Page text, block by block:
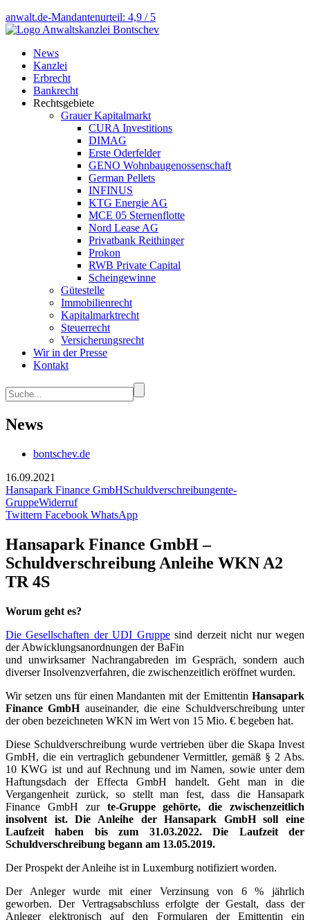
anwalt.de-Mandantenurteil: 4,9 / 5
News
Kanzlei
Erbrecht
Bankrecht
Rechtsgebiete
Grauer Kapitalmarkt
CURA Investitions
DIMAG
Erste Oderfelder
GENO Wohnbaugenossenschaft
German Pellets
INFINUS
KTG Energie AG
MCE 05 Sternenflotte
Nord Lease AG
Privatbank Reithinger
Prokon
RWB Private Capital
Scheingewinne
Gütestelle
Immobilienrecht
Kapitalmarktrecht
Steuerrecht
Versicherungsrecht
Wir in der Presse
Kontakt
News
bontschev.de
16.09.2021
Hansapark Finance GmbHSchuldverschreibungente-
GruppeWiderruf
Twittern Facebook WhatsApp
Hansapark Finance GmbH –
Schuldverschreibung Anleihe WKN A2
TR 4S
Worum geht es?
Die Gesellschaften der UDI Gruppesind derzeit nicht nur wegen
der Abwicklungsanordnungen der BaFin
und unwirksamer Nachrangabreden im Gespräch, sondern auch
diverser Insolvenzverfahren, die zwischenzeitlich eröffnet wurden.
Wir setzen uns für einen Mandanten mit der Emittentin Hansapark
Finance GmbH auseinander, die eine Schuldverschreibung unter
der oben bezeichneten WKN im Wert von 15 Mio. € begeben hat.
Diese Schuldverschreibung wurde vertrieben über die Skapa Invest
GmbH, die ein vertraglich gebundener Vermittler, gemäß § 2 Abs.
10 KWG ist und auf Rechnung und im Namen, sowie unter dem
Haftungsdach der Effecta GmbH handelt. Geht man in die
Vergangenheit zurück, so stellt man fest, dass die Hansapark
Finance GmbH zur te-Gruppe gehörte, die zwischenzeitlich
insolvent ist. Die Anleihe der Hansapark GmbH soll eine
Laufzeit haben bis zum 31.03.2022. Die Laufzeit der
Schuldverschreibung begann am 13.05.2019.
Der Prospekt der Anleihe ist in Luxemburg notifiziert worden.
Der Anleger wurde mit einer Verzinsung von 6 % jährlich
geworben. Der Vertragsabschluss erfolgte der Gestalt, dass der
Anleger elektronisch auf den Formularen der Emittentin ein